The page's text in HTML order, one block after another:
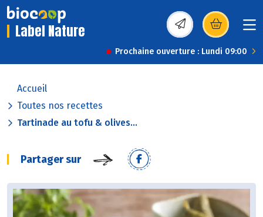
Label Nature (s’ouvre dans une
Prochaine ouverture : Lundi 09:00
Accueil
Toutes nos recettes
Tartinade au tofu & olives...
Partager sur